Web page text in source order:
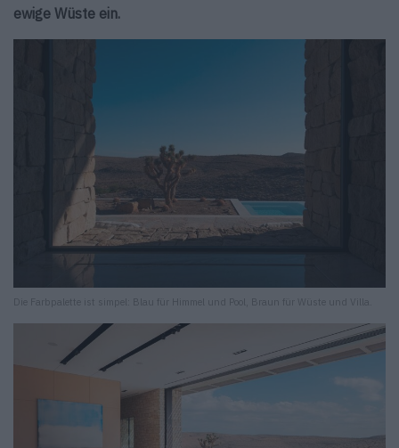
ewige Wüste ein.
Die Farbpalette ist simpel: Blau für Himmel und Pool, Braun für Wüste und Villa.